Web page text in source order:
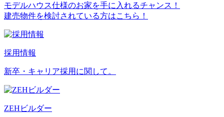
モデルハウス仕様のお家を手に入れるチャンス！
建売物件を検討されている方はこちら！
採用情報
新卒・キャリア採用に関して。
ZEHビルダー